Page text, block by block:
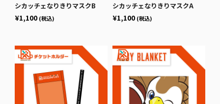
シカッチェなりきりマスクB
¥1,100 (税込)
シカッチェなりきりマスクA
¥1,100 (税込)